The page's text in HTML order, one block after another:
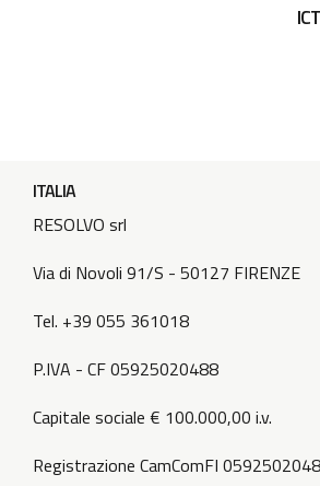
ITALIA
RESOLVO srl
Via di Novoli 91/S - 50127 FIRENZE
Tel. +39 055 361018
P.IVA - CF 05925020488
Capitale sociale € 100.000,00 i.v.
Registrazione CamComFI